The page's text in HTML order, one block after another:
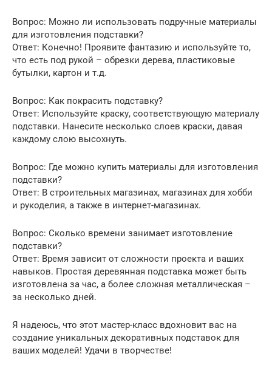
Вопрос: Можно ли использовать подручные материалы
для изготовления подставки?
Ответ: Конечно! Проявите фантазию и используйте то,
что есть под рукой – обрезки дерева, пластиковые
бутылки, картон и т.д.
Вопрос: Как покрасить подставку?
Ответ: Используйте краску, соответствующую материалу
подставки. Нанесите несколько слоев краски, давая
каждому слою высохнуть.
Вопрос: Где можно купить материалы для изготовления
подставки?
Ответ: В строительных магазинах, магазинах для хобби
и рукоделия, а также в интернет-магазинах.
Вопрос: Сколько времени занимает изготовление
подставки?
Ответ: Время зависит от сложности проекта и ваших
навыков. Простая деревянная подставка может быть
изготовлена за час, а более сложная металлическая –
за несколько дней.
Я надеюсь, что этот мастер-класс вдохновит вас на
создание уникальных декоративных подставок для
ваших моделей! Удачи в творчестве!